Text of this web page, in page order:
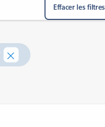
Effacer les filtres